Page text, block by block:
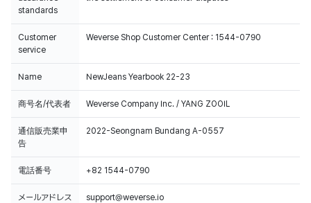
standards
Customer
service
Weverse Shop Customer Center : 1544-0790
Name NewJeans Yearbook 22-23
商号名/代表者 Weverse Company Inc. / YANG ZOOIL
通信販売業申
告
2022-Seongnam Bundang A-0557
電話番号 +82 1544-0790
メールアドレス support@weverse.io